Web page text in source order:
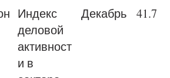
Индекс
деловой
активност
и в
Декабрь 41.7